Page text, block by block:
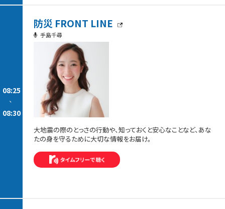
08:25
-
08:30
防災 FRONT LINE
手島千尋
大地震の際のとっさの行動や、知っておくと安心なことなど、あな
たの身を守るために大切な情報をお届け。